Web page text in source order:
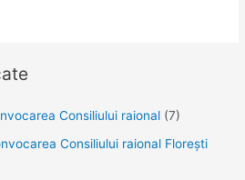
Consiliului raional (7)
Consiliului raional Florești